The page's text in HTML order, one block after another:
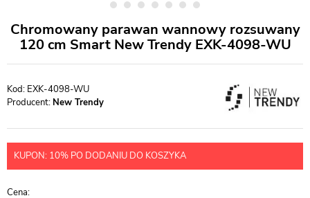
Chromowany parawan wannowy rozsuwany
120 cm Smart New Trendy EXK-4098-WU
EXK-4098-WU
Producent: New Trendy
KUPON: 10% PO DODANIU DO KOSZYKA